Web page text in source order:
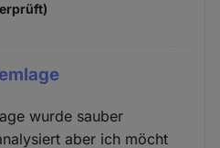
wurde sauber
aber ich möcht